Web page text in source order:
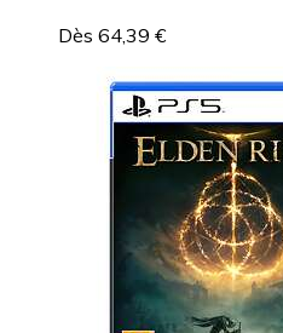
Dès 64,39 €